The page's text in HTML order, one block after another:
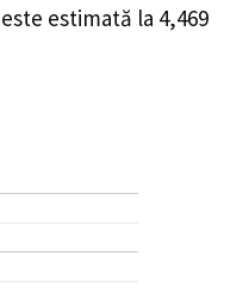
estimată la 4,469